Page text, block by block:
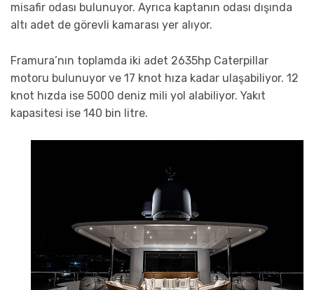
misafir odası bulunuyor. Ayrıca kaptanın odası dışında
altı adet de görevli kamarası yer alıyor.
Framura’nın toplamda iki adet 2635hp Caterpillar
motoru bulunuyor ve 17 knot hıza kadar ulaşabiliyor. 12
knot hızda ise 5000 deniz mili yol alabiliyor. Yakıt
kapasitesi ise 140 bin litre.